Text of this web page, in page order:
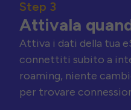
Step 3
Attivala
Attiva i dati della tua
connettiti subito a
roaming, niente
per trovare